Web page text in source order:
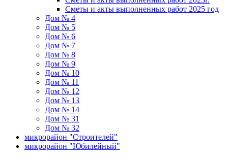
Сметы и акты выполненных работ 2025 год
Дом № 4
Дом № 5
Дом № 6
Дом № 7
Дом № 8
Дом № 9
Дом № 10
Дом № 11
Дом № 12
Дом № 13
Дом № 14
Дом № 31
Дом № 32
микрорайон "Строителей"
микрорайон "Юбилейный"